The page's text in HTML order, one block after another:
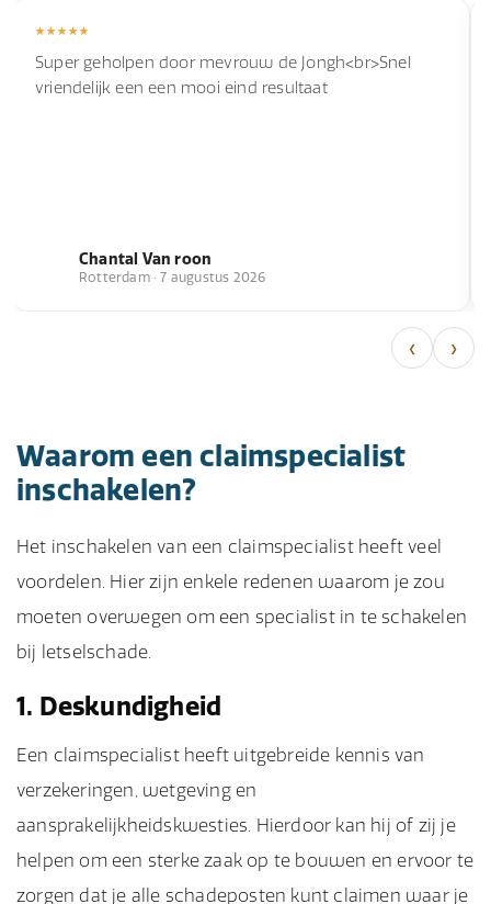
Super geholpen door mevrouw de Jongh<br>Snel
vriendelijk een een mooi eind resultaat
Chantal Van roon
Rotterdam · 7 augustus 2026
‹ ›
Waarom een claimspecialist
inschakelen?
Het inschakelen van een claimspecialist heeft veel
voordelen. Hier zijn enkele redenen waarom je zou
moeten overwegen om een specialist in te schakelen
bij letselschade.
1. Deskundigheid
Een claimspecialist heeft uitgebreide kennis van
verzekeringen, wetgeving en
aansprakelijkheidskwesties. Hierdoor kan hij of zij je
helpen om een sterke zaak op te bouwen en ervoor te
zorgen dat je alle schadeposten kunt claimen waar je